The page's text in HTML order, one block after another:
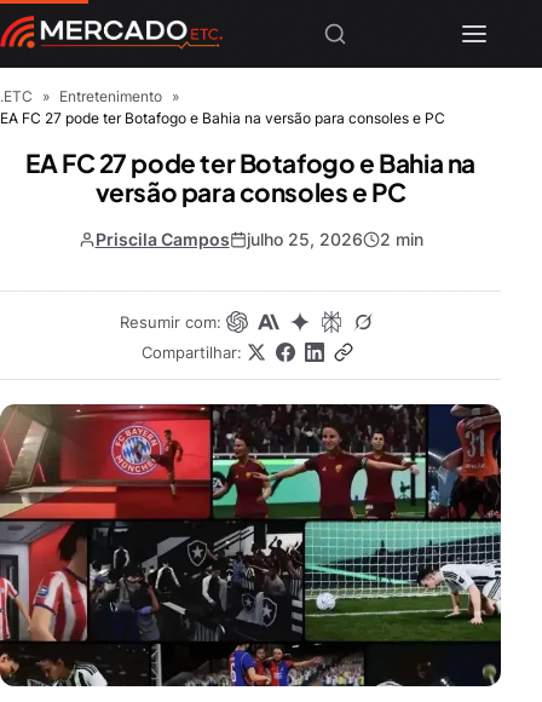
.ETC » Entretenimento »
EA FC 27 pode ter Botafogo e Bahia na versão para consoles e PC
EA FC 27 pode ter Botafogo e Bahia na
versão para consoles e PC
Priscila Campos julho 25, 2026 2 min
Resumir com:
Compartilhar: